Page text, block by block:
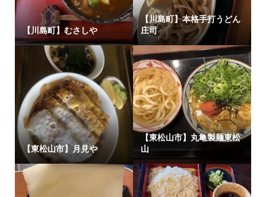
【川島町】むさしや
【川島町】本格手打うどん
庄司
【東松山市】月見や
【東松山市】丸亀製麺東松
山